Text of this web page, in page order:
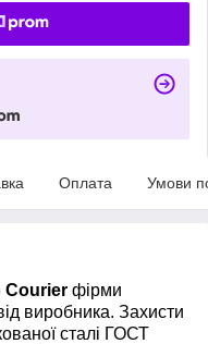
Оплата Умови
Courier фірми
виробника. Захисти
сталі ГОСТ